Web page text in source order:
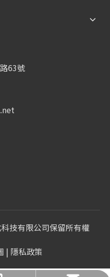
63號
技有限公司保留所有權
| 隱私政策